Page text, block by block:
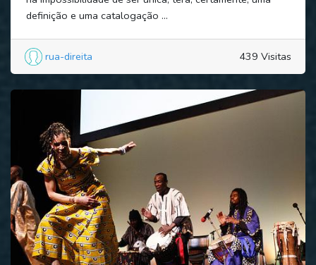
definição e uma catalogação ...
rua-direita 439 Visitas